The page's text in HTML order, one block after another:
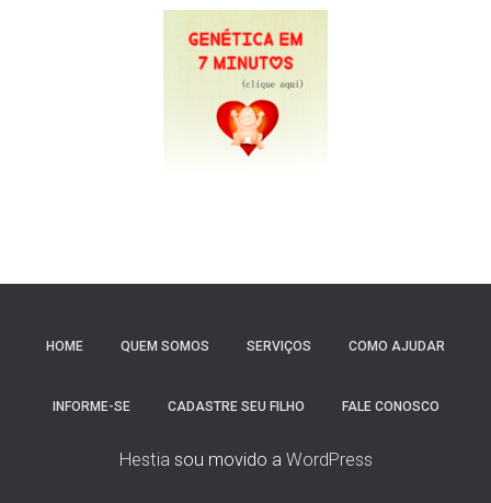
HOME QUEM SOMOS SERVIÇOS COMO AJUDAR
INFORME-SE CADASTRE SEU FILHO FALE CONOSCO
Hestia sou movido a WordPress